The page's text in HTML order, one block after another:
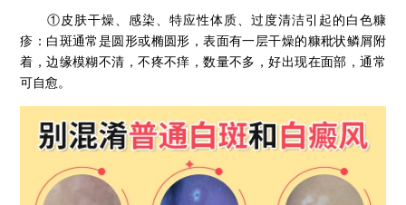
①皮肤干燥、感染、特应性体质、过度清洁引起的白色糠
疹：白斑通常是圆形或椭圆形，表面有一层干燥的糠秕状鳞屑附
着，边缘模糊不清，不疼不痒，数量不多，好出现在面部，通常
可自愈。